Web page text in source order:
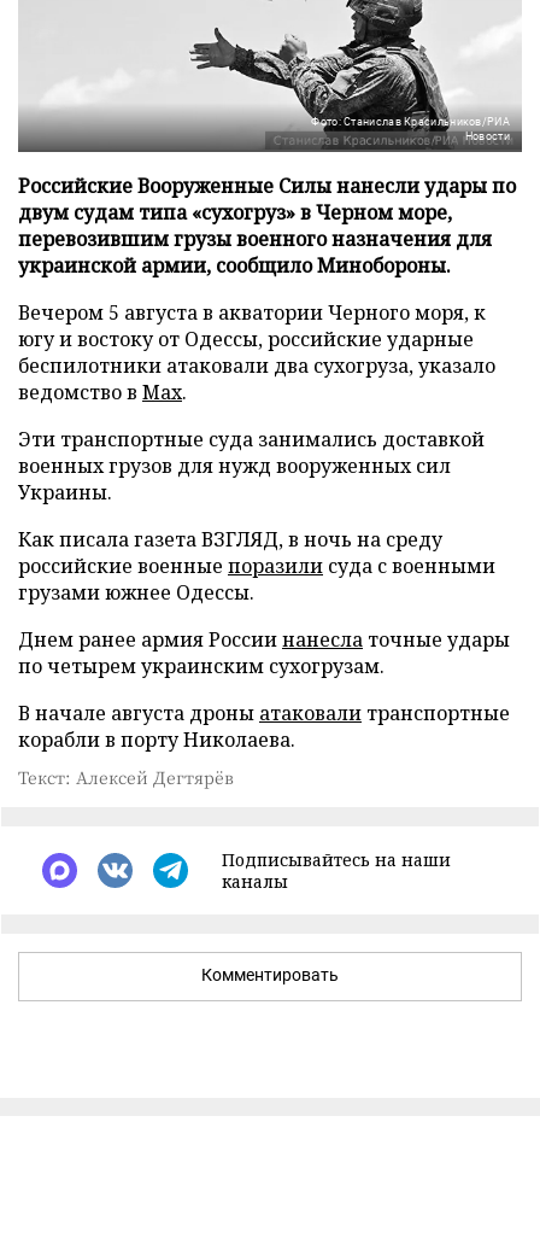
Фото: Станислав Красильников/РИА
Новости
Российские Вооруженные Силы нанесли удары по
двум судам типа «сухогруз» в Черном море,
перевозившим грузы военного назначения для
украинской армии, сообщило Минобороны.
Вечером 5 августа в акватории Черного моря, к
югу и востоку от Одессы, российские ударные
беспилотники атаковали два сухогруза, указало
ведомство в Max.
Эти транспортные суда занимались доставкой
военных грузов для нужд вооруженных сил
Украины.
Как писала газета ВЗГЛЯД, в ночь на среду
российские военные поразили суда с военными
грузами южнее Одессы.
Днем ранее армия Россиинанесла точные удары
по четырем украинским сухогрузам.
В начале августа дроны атаковали транспортные
корабли в порту Николаева.
Текст: Алексей Дегтярёв
Подписывайтесь на наши
каналы
Комментировать